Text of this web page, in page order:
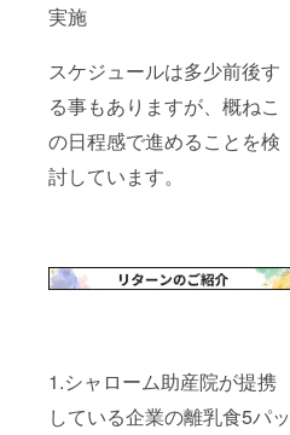
実施
スケジュールは多少前後す
る事もありますが、概ねこ
の日程感で進めることを検
討しています。
1.シャローム助産院が提携
している企業の離乳食5パッ